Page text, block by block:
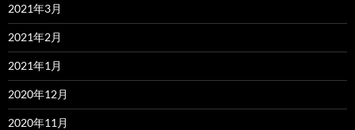
2021年3月
2021年2月
2021年1月
2020年12月
2020年11月